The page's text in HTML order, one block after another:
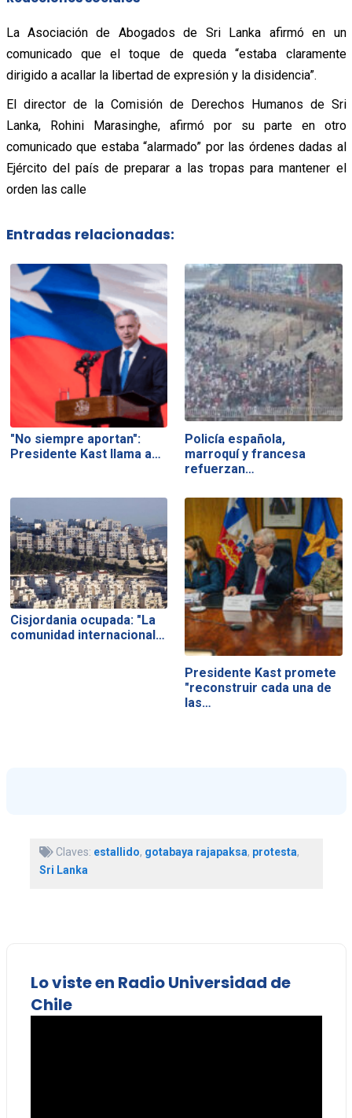
La Asociación de Abogados de Sri Lanka afirmó en un
comunicado que el toque de queda “estaba claramente
dirigido a acallar la libertad de expresión y la disidencia”.
El director de la Comisión de Derechos Humanos de Sri
Lanka, Rohini Marasinghe, afirmó por su parte en otro
comunicado que estaba “alarmado” por las órdenes dadas al
Ejército del país de preparar a las tropas para mantener el
orden las calle
Entradas relacionadas:
"No siempre aportan":
Presidente Kast llama a…
Policía española,
marroquí y francesa
refuerzan…
Cisjordania ocupada: "La
comunidad internacional…
Presidente Kast promete
"reconstruir cada una de
las…
Claves: estallido, gotabaya rajapaksa, protesta,
Sri Lanka
Lo viste en Radio Universidad de
Chile